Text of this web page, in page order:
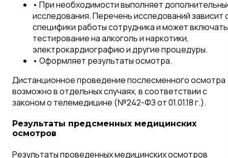
• При необходимости выполняет
исследования. Перечень исследований зависит
специфики работы сотрудника и может включать
тестирование на алкоголь и наркотики,
электрокардиографию и другие процедуры.
• Оформляет результаты осмотра.
Дистанционное проведение послесменного осмотра
возможно в отдельных случаях, в соответствии с
законом о телемедицине (№242-ФЗ от 01.01.18 г.).
Результаты предсменных медицинских
осмотров
Результаты проведенных медицинских осмотров